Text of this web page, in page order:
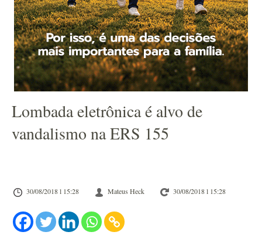
Lombada eletrônica é alvo de
vandalismo na ERS 155
30/08/2018 l 15:28 Mateus Heck 30/08/2018 l 15:28